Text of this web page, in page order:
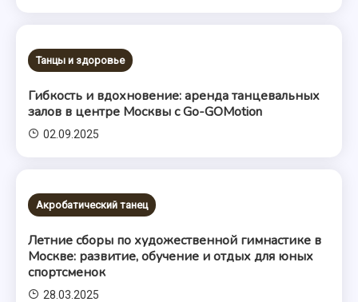
Танцы и здоровье
Гибкость и вдохновение: аренда танцевальных
залов в центре Москвы с Go-GOMotion
02.09.2025
Акробатический танец
Летние сборы по художественной гимнастике в
Москве: развитие, обучение и отдых для юных
спортсменок
28.03.2025